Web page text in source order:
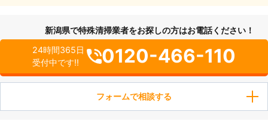
新潟県で特殊清掃業者をお探しの方はお電話ください！
24時間365日
受付中です!!
0120-466-110
フォームで相談する